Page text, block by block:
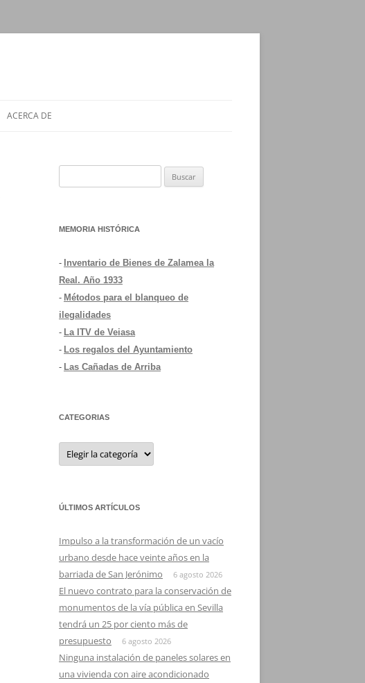
ACERCA DE
MEMORIA HISTÓRICA
- Inventario de Bienes de Zalamea la
Real. Año 1933
- Métodos para el blanqueo de
ilegalidades
- La ITV de Veiasa
- Los regalos del Ayuntamiento
- Las Cañadas de Arriba
CATEGORIAS
Categorias
ÚLTIMOS ARTÍCULOS
Impulso a la transformación de un vacío
urbano desde hace veinte años en la
barriada de San Jerónimo
6 agosto 2026
El nuevo contrato para la conservación de
monumentos de la vía pública en Sevilla
tendrá un 25 por ciento más de
presupuesto
6 agosto 2026
Ninguna instalación de paneles solares en
una vivienda con aire acondicionado